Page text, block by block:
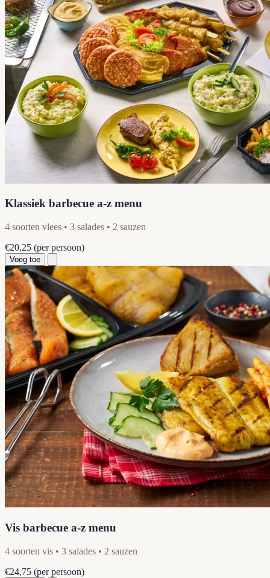
Klassiek barbecue a-z menu
4 soorten vlees • 3 salades • 2 sauzen
€20,25 (per persoon)
Voeg toe
Vis barbecue a-z menu
4 soorten vis • 3 salades • 2 sauzen
€24,75 (per persoon)